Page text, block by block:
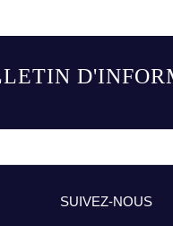
SUIVEZ-NOUS